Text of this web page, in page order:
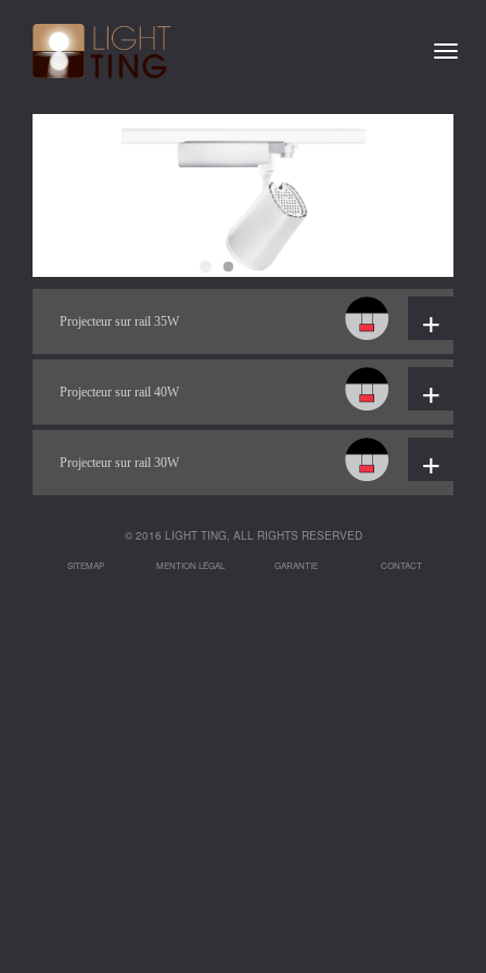
Projecteur sur rail 35W +
Projecteur sur rail 40W +
Projecteur sur rail 30W +
© 2016 LIGHT TING, ALL RIGHTS RESERVED
SITEMAP MENTION LÉGAL GARANTIE CONTACT